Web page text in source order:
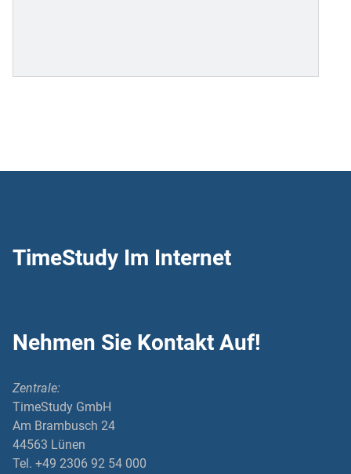
TimeStudy Im Internet
Nehmen Sie Kontakt Auf!
Zentrale:
TimeStudy GmbH
Am Brambusch 24
44563 Lünen
Tel. +49 2306 92 54 000